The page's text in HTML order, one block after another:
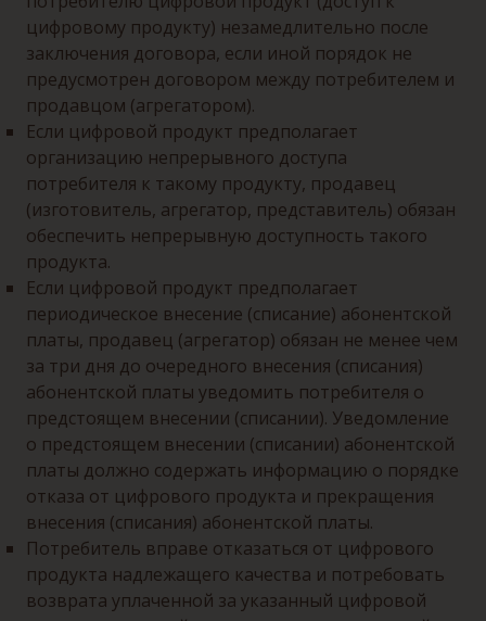
цифровому продукту) незамедлительно после
заключения договора, если иной порядок не
предусмотрен договором между потребителем и
продавцом (агрегатором).
Если цифровой продукт предполагает
организацию непрерывного доступа
потребителя к такому продукту, продавец
(изготовитель, агрегатор, представитель) обязан
обеспечить непрерывную доступность такого
продукта.
Если цифровой продукт предполагает
периодическое внесение (списание) абонентской
платы, продавец (агрегатор) обязан не менее чем
за три дня до очередного внесения (списания)
абонентской платы уведомить потребителя о
предстоящем внесении (списании). Уведомление
о предстоящем внесении (списании) абонентской
платы должно содержать информацию о порядке
отказа от цифрового продукта и прекращения
внесения (списания) абонентской платы.
Потребитель вправе отказаться от цифрового
продукта надлежащего качества и потребовать
возврата уплаченной за указанный цифровой